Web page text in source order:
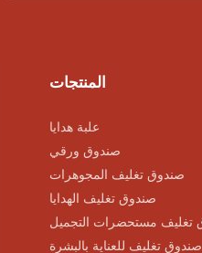
المنتجات
علبة هدايا
صندوق ورقي
صندوق تغليف المجوهرات
صندوق تغليف الهدايا
تغليف مستحضرات التجميل
صندوق تغليف للعناية بالبشرة